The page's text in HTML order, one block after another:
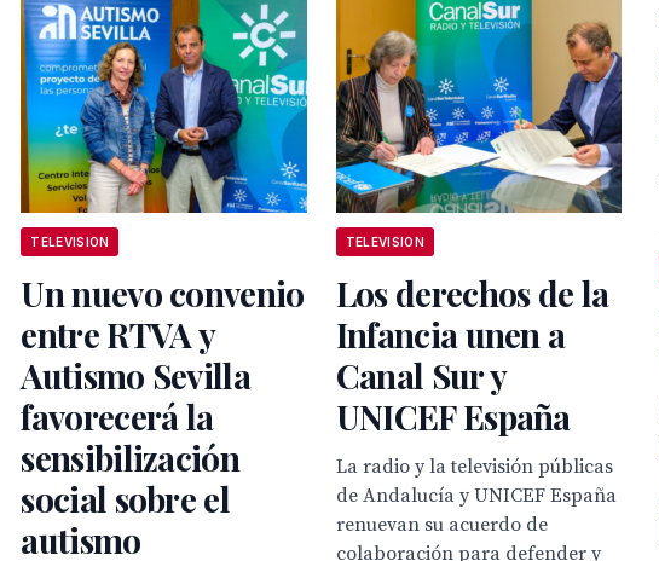
TELEVISION
Un nuevo convenio
entre RTVA y
Autismo Sevilla
favorecerá la
sensibilización
social sobre el
autismo
TELEVISION
Los derechos de la
Infancia unen a
Canal Sur y
UNICEF España
La radio y la televisión públicas
de Andalucía y UNICEF España
renuevan su acuerdo de
colaboración para defender y